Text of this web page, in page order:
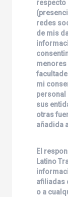
respecto
redes
de mis
menores
mi
personal
sus
otras
añadida
El
Latino
afiliadas
o a